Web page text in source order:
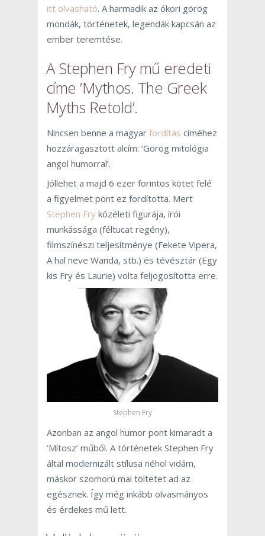
itt olvasható. A harmadik az ókori görög
mondák, történetek, legendák kapcsán az
ember teremtése.
A Stephen Fry mű eredeti
címe ’Mythos. The Greek
Myths Retold’.
Nincsen benne a magyar fordítás címéhez
hozzáragasztott alcím: ’Görög mitológia
angol humorral’.
Jóllehet a majd 6 ezer forintos kötet felé
a figyelmet pont ez fordította. Mert
Stephen Fry közéleti figurája, írói
munkássága (féltucat regény),
filmszínészi teljesítménye (Fekete Vipera,
A hal neve Wanda, stb.) és tévésztár (Egy
kis Fry és Laurie) volta feljogosította erre.
Stephen Fry
Azonban az angol humor pont kimaradt a
’Mítosz’ műből. A történetek Stephen Fry
által modernizált stílusa néhol vidám,
máskor szomorú mai töltetet ad az
egésznek. Így még inkább olvasmányos
és érdekes mű lett.